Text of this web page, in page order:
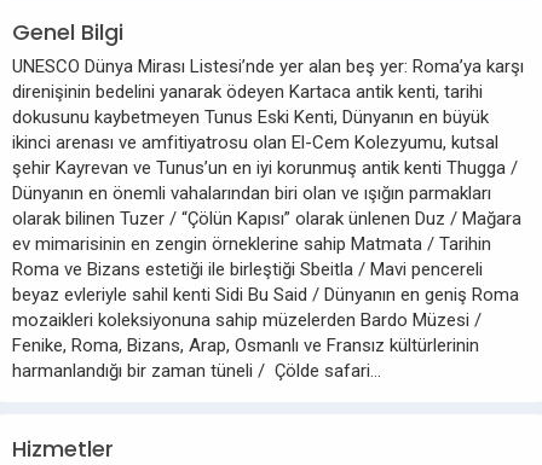
Genel Bilgi
UNESCO Dünya Mirası Listesi’nde yer alan beş yer: Roma’ya karşı
direnişinin bedelini yanarak ödeyen Kartaca antik kenti, tarihi
dokusunu kaybetmeyen Tunus Eski Kenti, Dünyanın en büyük
ikinci arenası ve amfitiyatrosu olan El-Cem Kolezyumu, kutsal
şehir Kayrevan ve Tunus’un en iyi korunmuş antik kenti Thugga /
Dünyanın en önemli vahalarından biri olan ve ışığın parmakları
olarak bilinen Tuzer / “Çölün Kapısı” olarak ünlenen Duz / Mağara
ev mimarisinin en zengin örneklerine sahip Matmata / Tarihin
Roma ve Bizans estetiği ile birleştiği Sbeitla / Mavi pencereli
beyaz evleriyle sahil kenti Sidi Bu Said / Dünyanın en geniş Roma
mozaikleri koleksiyonuna sahip müzelerden Bardo Müzesi /
Fenike, Roma, Bizans, Arap, Osmanlı ve Fransız kültürlerinin
harmanlandığı bir zaman tüneli / Çölde safari…
Hizmetler